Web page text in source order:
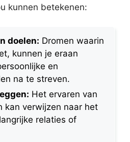
kunnen betekenen:
doelen: Dromen waarin
kunnen je eraan
en
na te streven.
Het ervaren van
kan verwijzen naar het
relaties of